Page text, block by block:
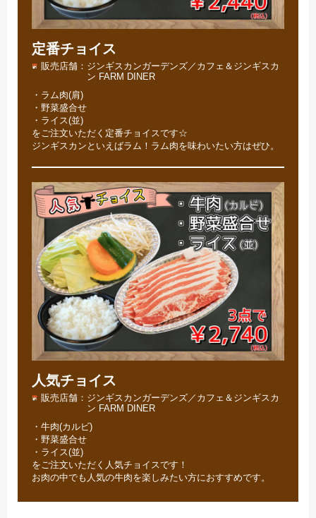
定番チョイス
販売店舗
ジンギスカンガーデンズ／カフェ＆ジンギスカ
ン FARM DINER
・ラム肉(肩)
・野菜盛合せ
・ライス(並)
をご注文いただく定番チョイスです☆
ジンギスカンといえばラム！ラム肉を味わいたい方はぜひ。
人気チョイス
販売店舗
ジンギスカンガーデンズ／カフェ＆ジンギスカ
ン FARM DINER
・牛肉(カルビ)
・野菜盛合せ
・ライス(並)
をご注文いただく人気チョイスです！
お肉の中でも人気の牛肉を楽しみたい方におすすめです。